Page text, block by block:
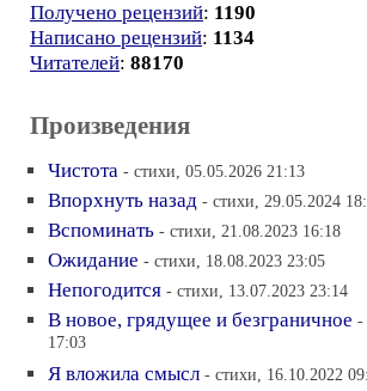
Получено рецензий: 1190
Написано рецензий: 1134
Читателей: 88170
Произведения
Чистота - стихи, 05.05.2026 21:13
Впорхнуть назад - стихи, 29.05.2024
Вспоминать - стихи, 21.08.2023 16:18
Ожидание - стихи, 18.08.2023 23:05
Непогодится - стихи, 13.07.2023 23:14
В новое, грядущее и безграничное -
17:03
Я вложила смысл - стихи, 16.10.2022